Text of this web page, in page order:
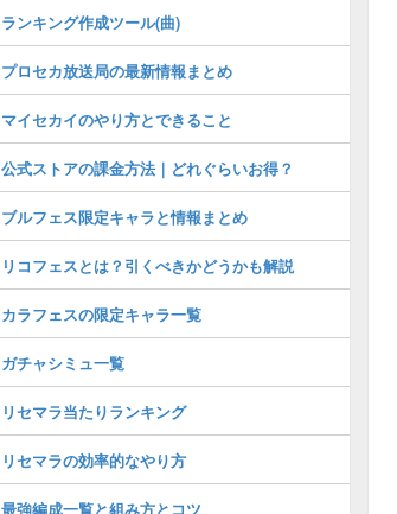
ランキング作成ツール(曲)
プロセカ放送局の最新情報まとめ
マイセカイのやり方とできること
公式ストアの課金方法｜どれぐらいお得？
ブルフェス限定キャラと情報まとめ
リコフェスとは？引くべきかどうかも解説
カラフェスの限定キャラ一覧
ガチャシミュ一覧
リセマラ当たりランキング
リセマラの効率的なやり方
最強編成一覧と組み方とコツ